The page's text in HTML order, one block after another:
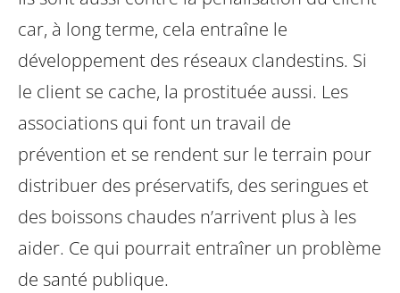
car, à long terme, cela entraîne le
développement des réseaux clandestins. Si
le client se cache, la prostituée aussi. Les
associations qui font un travail de
prévention et se rendent sur le terrain pour
distribuer des préservatifs, des seringues et
des boissons chaudes n’arrivent plus à les
aider. Ce qui pourrait entraîner un problème
de santé publique.